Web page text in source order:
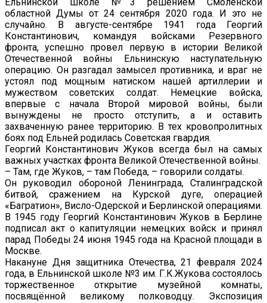
Ельнинской школе №3 решением Смоленской
областной Думы от 24 сентября 2020 года. И это не
случайно. В августе-сентябре 1941 года Георгий
Константинович, командуя войсками Резервного
фронта, успешно провел первую в истории Великой
Отечественной войны Ельнинскую наступательную
операцию. Он разгадал замысел противника, и враг не
устоял под мощным натиском нашей артиллерии и
мужеством советских солдат. Немецкие войска,
впервые с начала Второй мировой войны, были
вынуждены не просто отступить, а и оставить
захваченную ранее территорию. В тех кровопролитных
боях под Ельней родилась Советская гвардия.
Георгий Константинович Жуков всегда был на самых
важных участках фронта Великой Отечественной войны.
– Там, где Жуков, – там Победа, – говорили солдаты.
Он руководил обороной Ленинграда, Сталинградской
битвой, сражением на Курской дуге, операцией
«Багратион», Висло-Одерской и Берлинской операциями.
В 1945 году Георгий Константинович Жуков в Берлине
подписал акт о капитуляции немецких войск и принял
парад Победы 24 июня 1945 года на Красной площади в
Москве.
Накануне Дня защитника Отечества, 21 февраля 2024
года, в Ельнинской школе №3 им. Г.К.Жукова состоялось
торжественное открытие музейной комнаты,
посвящённой великому полководцу. Экспозиция